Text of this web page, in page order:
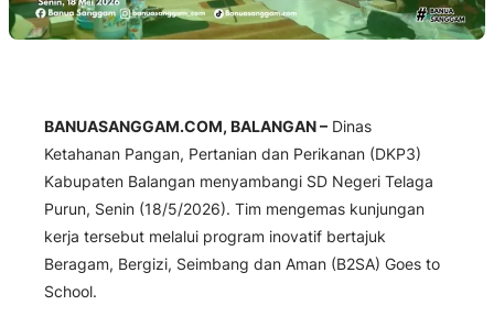
BANUASANGGAM.COM, BALANGAN – Dinas
Ketahanan Pangan, Pertanian dan Perikanan (DKP3)
Kabupaten Balangan menyambangi SD Negeri Telaga
Purun, Senin (18/5/2026). Tim mengemas kunjungan
kerja tersebut melalui program inovatif bertajuk
Beragam, Bergizi, Seimbang dan Aman (B2SA) Goes to
School.